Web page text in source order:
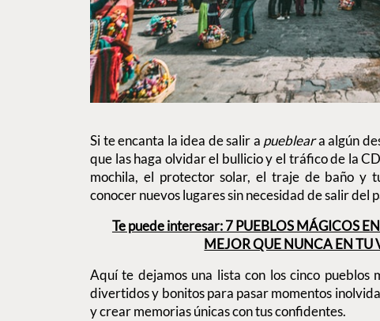
Si te encanta la idea de salir a puebleara algún
que las haga olvidar el bullicio y el tráfico de la
mochila, el protector solar, el traje de baño y
conocer nuevos lugares sin necesidad de salir del
Te puede interesar: 7 PUEBLOS MÁGICOS
MEJOR QUE NUNCA EN TU
Aquí te dejamos una lista con los cinco pueblos
divertidos y bonitos para pasar momentos
y crear memorias únicas con tus confidentes.